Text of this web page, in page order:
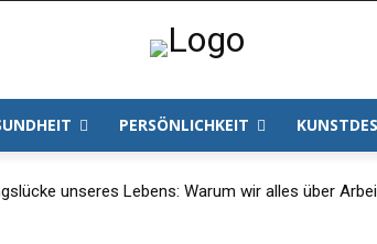
PERSÖNLICHKEIT
unseres Lebens: Warum wir alles über